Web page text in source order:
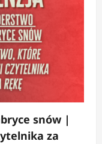
snów |
za